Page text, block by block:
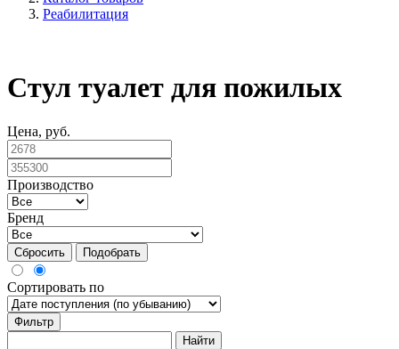
Реабилитация
Стул туалет для пожилых
Цена, руб.
Производство
Бренд
Сбросить Подобрать
Сортировать по
Фильтр